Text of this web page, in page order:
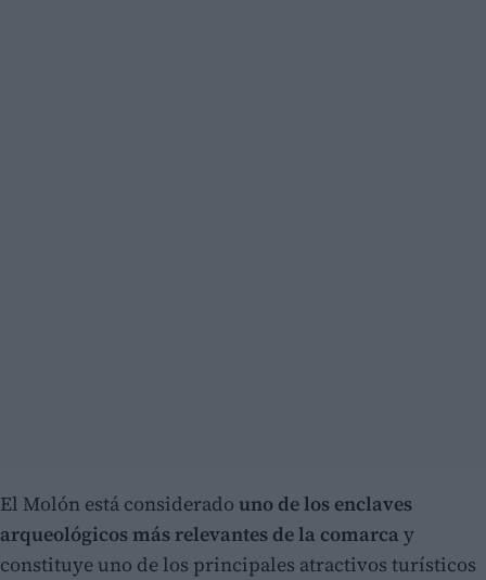
El Molón está considerado uno de los enclaves
arqueológicos más relevantes de la comarca y
constituye uno de los principales atractivos turísticos